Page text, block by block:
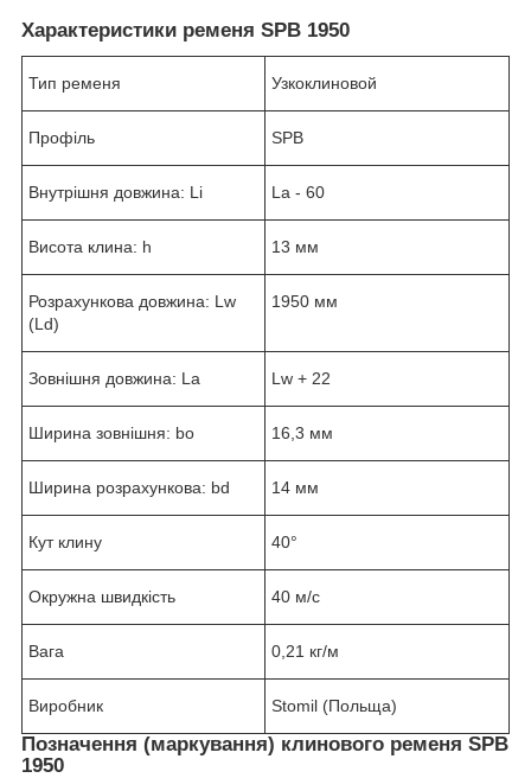
Характеристики ременя SPB 1950
Тип ременя Узкоклиновой
Профіль SPB
Внутрішня довжина: Li La - 60
Висота клина: h 13 мм
Розрахункова довжина: Lw
(Ld)
1950 мм
Зовнішня довжина: La Lw + 22
Ширина зовнішня: bo 16,3 мм
Ширина розрахункова: bd 14 мм
Кут клину 40°
Окружна швидкість 40 м/с
Вага 0,21 кг/м
Виробник Stomil (Польща)
Позначення (маркування) клинового ременя SPB
1950